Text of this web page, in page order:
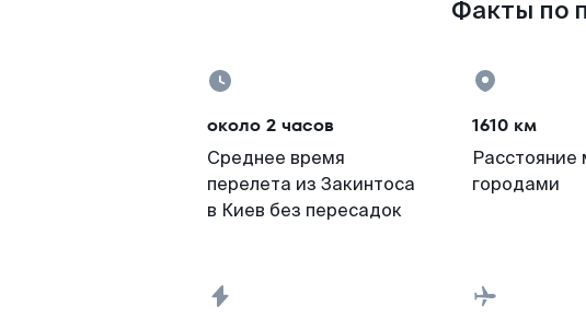
Факты по
около 2 часов
Среднее время
перелета из Закинтоса
в Киев без пересадок
1610 км
городами